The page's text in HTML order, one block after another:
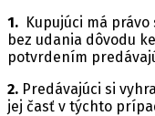
1. Kupujúci má
bez udania dôvodu
potvrdením
2. Predávajúci si
jej časť v týchto